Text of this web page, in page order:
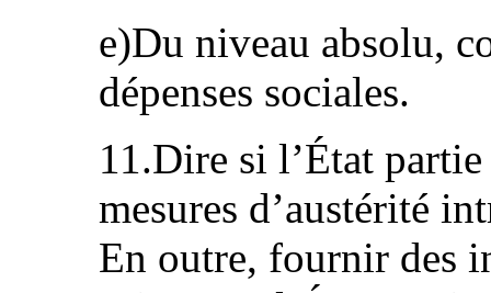
e)Du niveau absolu,
dépenses sociales.
11.Dire si l’État
mesures d’austérité
En outre, fournir des